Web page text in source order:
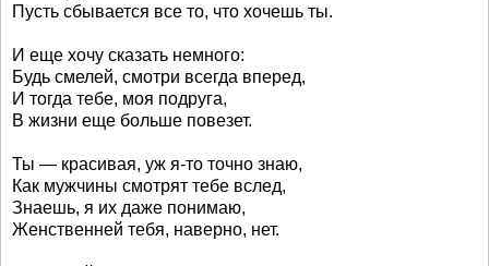
Пусть сбывается все то, что хочешь ты.
И еще хочу сказать немного:
Будь смелей, смотри всегда вперед,
И тогда тебе, моя подруга,
В жизни еще больше повезет.
Ты — красивая, уж я-то точно знаю,
Как мужчины смотрят тебе вслед,
Знаешь, я их даже понимаю,
Женственней тебя, наверно, нет.